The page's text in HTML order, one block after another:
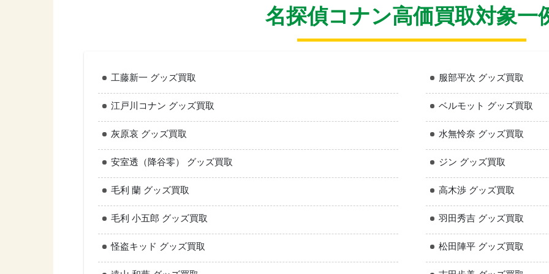
名探偵コナン高価買取対象一
工藤新一 グッズ買取
江戸川コナン グッズ買取
灰原哀 グッズ買取
安室透（降谷零） グッズ買取
毛利 蘭 グッズ買取
毛利 小五郎 グッズ買取
怪盗キッド グッズ買取
服部平次 グッズ買取
ベルモット グッズ買取
水無怜奈 グッズ買取
ジン グッズ買取
高木渉 グッズ買取
羽田秀吉 グッズ買取
松田陣平 グッズ買取